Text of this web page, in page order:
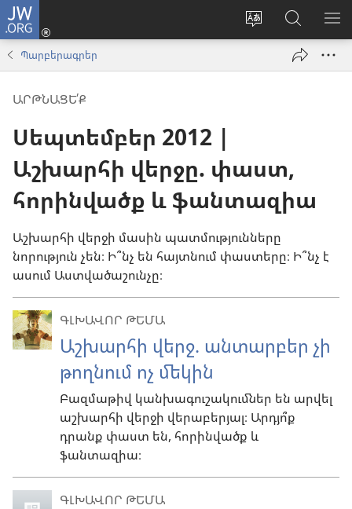
JW.ORG
Փոխել
Մուտքագրվել
(բացվումՈրոնում
JW.ORG
կայքում
Պարբերագրեր
ԱՐԹՆԱՑԵ՛Ք
Սեպտեմբեր 2012 |
Աշխարհի վերջը. փաստ,
հորինվածք և ֆանտազիա
Աշխարհի վերջի մասին պատմությունները
նորություն չեն։ Ի՞նչ են հայտնում փաստերը։ Ի՞նչ է
ասում Աստվածաշունչը։
ԳԼԽԱՎՈՐ ԹԵՄԱ
Աշխարհի վերջ. անտարբեր չի
թողնում ոչ մեկին
Բազմաթիվ կանխագուշակումներ են արվել
աշխարհի վերջի վերաբերյալ։ Արդյո՞ք
դրանք փաստ են, հորինվածք և
ֆանտազիա։
ԳԼԽԱՎՈՐ ԹԵՄԱ